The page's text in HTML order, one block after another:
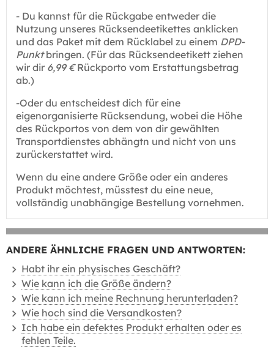
- Du kannst für die Rückgabe entweder die
Nutzung unseres Rücksendeetikettes anklicken
und das Paket mit dem Rücklabel zu einem DPD-
Punktbringen. (Für das Rücksendeetikett ziehen
wir dir 6,99 €Rückporto vom Erstattungsbetrag
ab.)
-Oder du entscheidest dich für eine
eigenorganisierte Rücksendung, wobei die Höhe
des Rückportos von dem von dir gewählten
Transportdienstes abhängtn und nicht von uns
zurückerstattet wird.
Wenn du eine andere Größe oder ein anderes
Produkt möchtest, müsstest du eine neue,
vollständig unabhängige Bestellung vornehmen.
ANDERE ÄHNLICHE FRAGEN UND ANTWORTEN:
Habt ihr ein physisches Geschäft?
Wie kann ich die Größe ändern?
Wie kann ich meine Rechnung herunterladen?
Wie hoch sind die Versandkosten?
Ich habe ein defektes Produkt erhalten oder es
fehlen Teile.